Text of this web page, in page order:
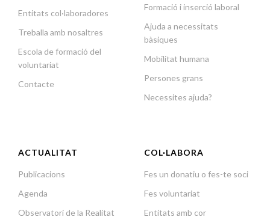
Entitats col·laboradores
Treballa amb nosaltres
Escola de formació del
voluntariat
Contacte
Formació i inserció laboral
Ajuda a necessitats
bàsiques
Mobilitat humana
Persones grans
Necessites ajuda?
ACTUALITAT
Publicacions
Agenda
Observatori de la Realitat
COL·LABORA
Fes un donatiu o fes-te soci
Fes voluntariat
Entitats amb cor